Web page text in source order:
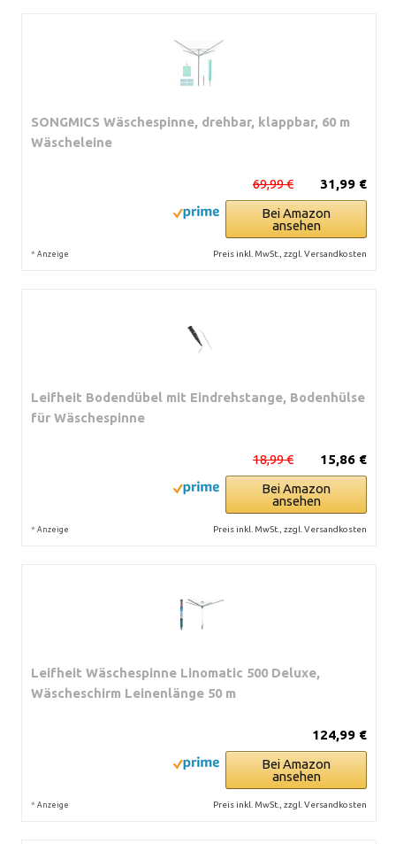
SONGMICS Wäschespinne, drehbar, klappbar, 60 m
Wäscheleine
31,99 €
69,99 €
Bei Amazon
ansehen
* Anzeige Preis inkl. MwSt., zzgl. Versandkosten
Leifheit Bodendübel mit Eindrehstange, Bodenhülse
für Wäschespinne
15,86 €
18,99 €
Bei Amazon
ansehen
* Anzeige Preis inkl. MwSt., zzgl. Versandkosten
Leifheit Wäschespinne Linomatic 500 Deluxe,
Wäscheschirm Leinenlänge 50 m
124,99 €
Bei Amazon
ansehen
* Anzeige Preis inkl. MwSt., zzgl. Versandkosten